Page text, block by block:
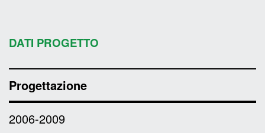
DATI PROGETTO
Progettazione
2006-2009